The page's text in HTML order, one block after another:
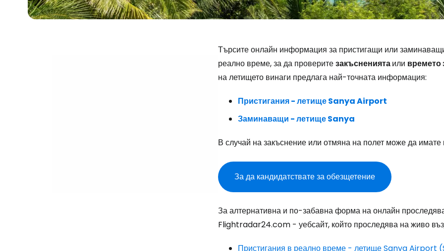
Търсите онлайн информация за пристигащи или
реално време, за да проверитезакъснениятаили времето
на летището винаги предлага най-точната информация:
Пристигания - летище Sanya Airport
Заминаващи - летище Sanya
В случай на закъснение или отмяна на полет може да
За да кандидатствате за обезщетение
За алтернативна и по-забавна форма на онлайн
Flightradar24.com - уебсайт, който проследява на живо
Пристигания в реално време - летище Sanya Airport
Влезте в
... световната общност на туристите